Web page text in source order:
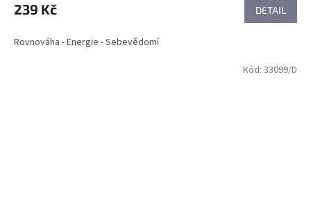
239 Kč DETAIL
Rovnováha - Energie - Sebevědomí
Kód: 33099/D